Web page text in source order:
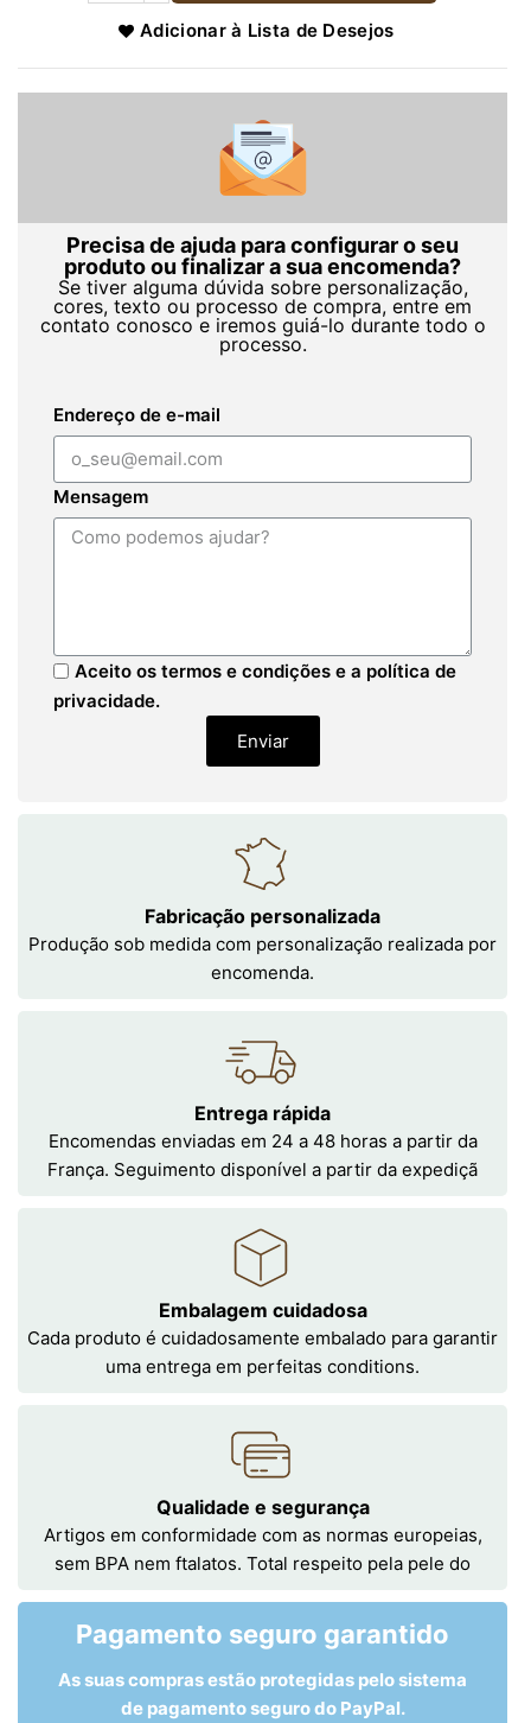
Adicionar à Lista de Desejos
Precisa de ajuda para configurar o seu
produto ou finalizar a sua encomenda?
Se tiver alguma dúvida sobre personalização,
cores, texto ou processo de compra, entre em
contato conosco e iremos guiá-lo durante todo o
processo.
Endereço de e-mail
Mensagem
Aceito os termos e condições e a política de
privacidade.
Enviar
Fabricação personalizada
Produção sob medida com personalização realizada por
encomenda.
Entrega rápida
Encomendas enviadas em 24 a 48 horas a partir da
França. Seguimento disponível a partir da expediçã
Embalagem cuidadosa
Cada produto é cuidadosamente embalado para garantir
uma entrega em perfeitas conditions.
Qualidade e segurança
Artigos em conformidade com as normas europeias,
sem BPA nem ftalatos. Total respeito pela pele do
Pagamento seguro garantido
As suas compras estão protegidas pelo sistema
de pagamento seguro do PayPal.